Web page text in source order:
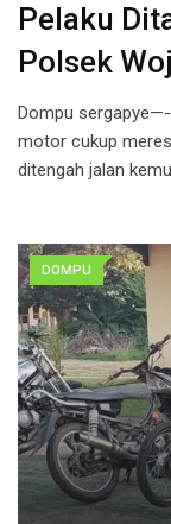
Pelaku
Polsek
Dompu
motor cukup
ditengah jalan
DOMPU